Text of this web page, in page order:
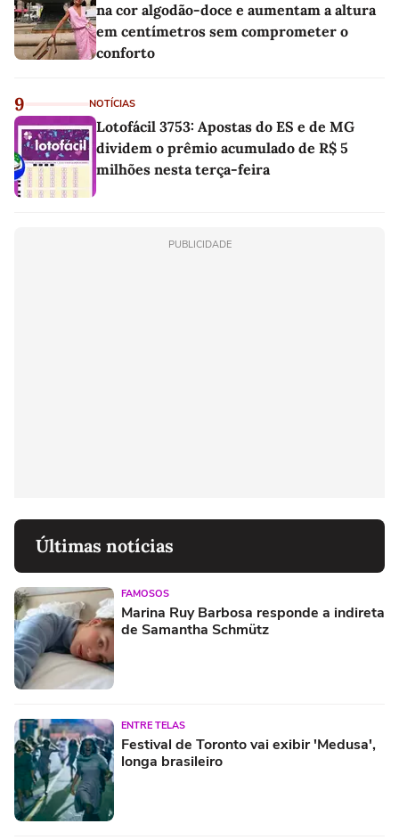
na cor algodão-doce e aumentam a altura
em centímetros sem comprometer o
conforto
9 NOTÍCIAS
Lotofácil 3753: Apostas do ES e de MG
dividem o prêmio acumulado de R$ 5
milhões nesta terça-feira
PUBLICIDADE
Últimas notícias
FAMOSOS
Marina Ruy Barbosa responde a indireta
de Samantha Schmütz
ENTRE TELAS
Festival de Toronto vai exibir 'Medusa',
longa brasileiro